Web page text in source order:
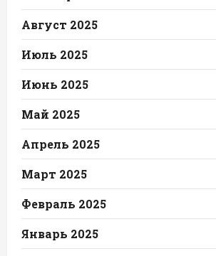
Август 2025
Июль 2025
Июнь 2025
Май 2025
Апрель 2025
Март 2025
Февраль 2025
Январь 2025